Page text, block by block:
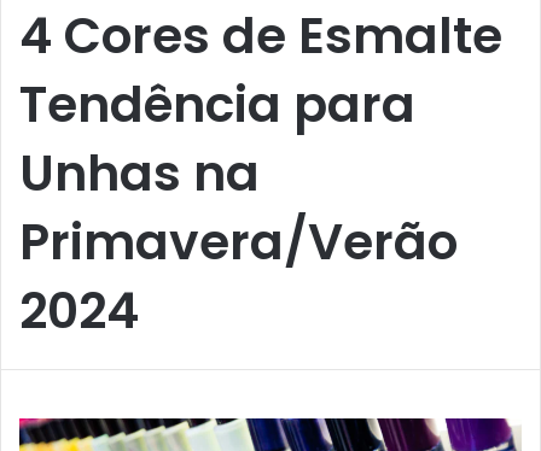
4 Cores de Esmalte
Tendência para
Unhas na
Primavera/Verão
2024